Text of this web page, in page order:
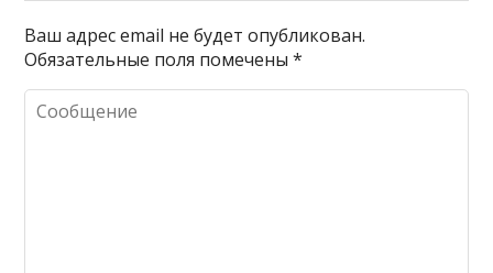
Ваш адрес email не будет опубликован.
Обязательные поля помечены*